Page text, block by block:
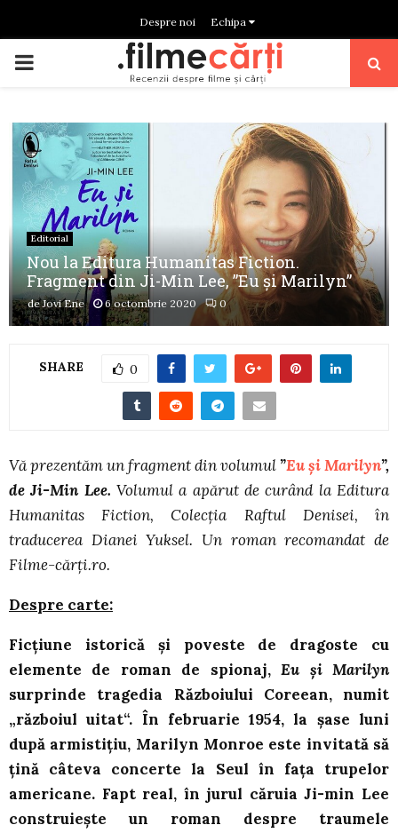
Despre noi Echipa
PRIMARY
Editorial
Nou la Editura Humanitas Fiction.
Fragment din Ji-Min Lee, ”Eu și Marilyn”
deJovi Ene 6 octombrie 2020 0
SHARE 0
Vă prezentăm un fragment din volumul”Eu și Marilyn”,
de Ji-Min Lee. Volumul a apărut decurând la Editura
Humanitas Fiction, Colecția Raftul Denisei, în
traducerea Dianei Yuksel. Un roman recomandat de
Filme-cărți.ro.
Despre carte:
Ficțiune istorică și poveste de dragoste cu
elemente de roman de spionaj,Eu și Marilyn
surprinde tragedia Războiului Coreean, numit
„războiul uitat“. În februarie 1954, la șase luni
după armistițiu, Marilyn Monroe este invitată să
țină câteva concerte la Seul în fața trupelor
americane. Fapt real, în jurul căruia Ji-min Lee
construiește un roman despre traumele